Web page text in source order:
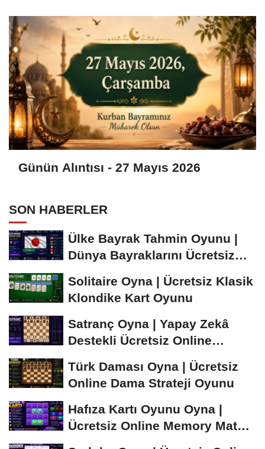
Günün Alıntısı - 27 Mayıs 2026
SON HABERLER
Ülke Bayrak Tahmin Oyunu |
Dünya Bayraklarını Ücretsiz
Solitaire Oyna | Ücretsiz Klasik
Klondike Kart Oyunu
Satranç Oyna | Yapay Zekâ
Destekli Ücretsiz Online
Türk Daması Oyna | Ücretsiz
Online Dama Strateji Oyunu
Hafıza Kartı Oyunu Oyna |
Ücretsiz Online Memory Match